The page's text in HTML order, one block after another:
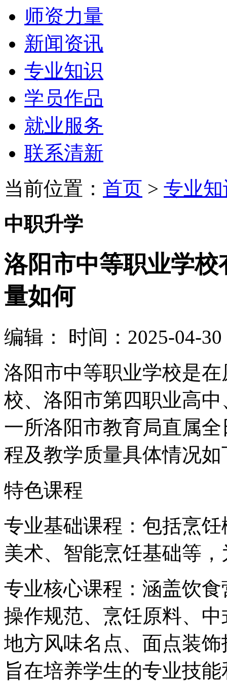
师资力量
新闻资讯
专业知识
学员作品
就业服务
联系清新
当前位置： 首页 > 专业
中职升学
洛阳市中等职业学
量如何
编辑：
时间：2025-04-30
洛阳市中等职业学校是
校、洛阳市第四职业高
一所洛阳市教育局直属
程及教学质量具体情况如
特色课程
专业基础课程：包括烹
美术、智能烹饪基础等
专业核心课程：涵盖饮
操作规范、烹饪原料、
地方风味名点、面点装
旨在培养学生的专业技